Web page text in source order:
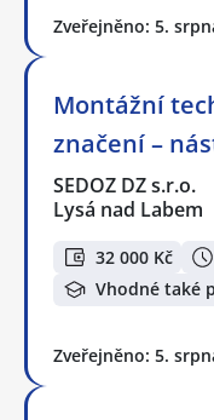
Zveřejněno: 5.
Montážní
značení –
SEDOZ DZ s.r.o.
Lysá nad Labem
32 000 Kč
Vhodné také
Zveřejněno: 5.